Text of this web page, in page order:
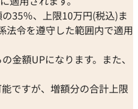
誠にありがとうございまし
よりお待ち申し上げており
35％、上限10万円(税込)ま
法令を遵守した範囲内で適用
金額UPになります。また、
ですが、増額分の合計上限